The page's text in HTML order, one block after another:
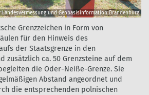
und Geobasisinformation Brandenburg
Grenzzeichen in Form von
für den Hinweis des
der Staatsgrenze in den
zusätzlich ca. 50 Grenzsteine auf dem
die Oder-Neiße-Grenze. Sie
Abstand angeordnet und
die entsprechenden polnischen